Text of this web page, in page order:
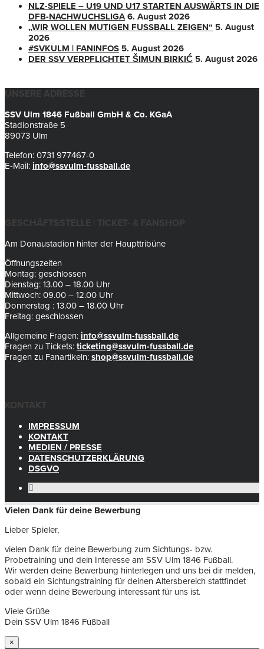
NLZ-SPIELE – U19 UND U17 STARTEN AUSWÄRTS IN DIE
DFB-NACHWUCHSLIGA 6. August 2026
„WIR WOLLEN MUTIGEN FUSSBALL ZEIGEN“
5. August
2026
#SVKULM | FANINFOS 5. August 2026
DER SSV VERPFLICHTET ŠIMUN BIRKIĆ 5. August 2026
UNSERE ADRESSE
SSV Ulm 1846 Fußball GmbH & Co. KGaA
Stadionstraße 5
89073 Ulm
Telefon: 0731 977467-0
E-Mail: info@ssvulm-fussball.de
GESCHÄFTSSTELLE | TICKET- & FANSHOP
Am Donaustadion hinter der Haupttribüne
Öffnungszeiten
Montag: geschlossen
Dienstag: 13.00 – 18.00 Uhr
Mittwoch: 09.00 – 12.00 Uhr
Donnerstag : 13.00 – 18.00 Uhr
Freitag: geschlossen
Allgemeine Fragen: info@ssvulm-fussball.de
Fragen zu Tickets: ticketing@ssvulm-fussball.de
Fragen zu Fanartikeln: shop@ssvulm-fussball.de
KONTAKT
IMPRESSUM
KONTAKT
MEDIEN / PRESSE
DATENSCHUTZERKLÄRUNG
DSGVO
Vielen Dank für deine Bewerbung
Lieber Spieler,
vielen Dank für deine Bewerbung zum Sichtungs- bzw.
Probetraining und dein Interesse am SSV Ulm 1846 Fußball.
Wir werden deine Bewerbung hinterlegen und uns bei dir melden,
sobald ein Sichtungstraining für deinen Altersbereich stattfindet
oder wenn deine Bewerbung interessant für uns ist.
Viele Grüße
Dein SSV Ulm 1846 Fußball
×